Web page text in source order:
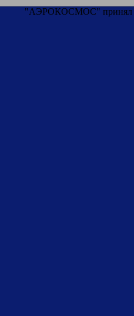
"АЭРОКОСМОС" принял